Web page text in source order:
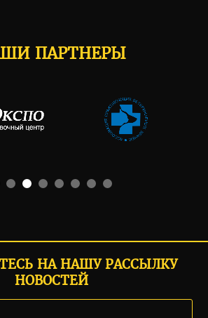
ПАРТНЕРЫ
НА НАШУ РАССЫЛКУ
НОВОСТЕЙ